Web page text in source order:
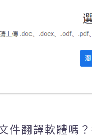
件翻譯軟體嗎